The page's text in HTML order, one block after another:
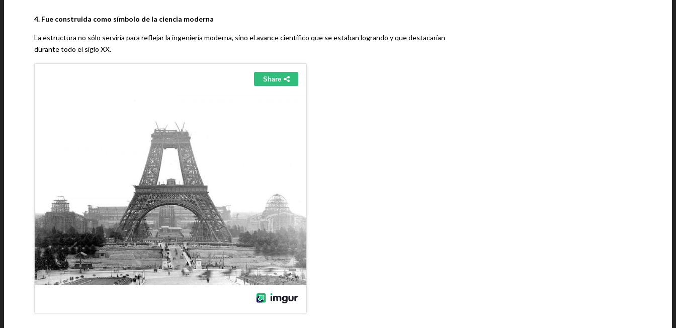
4. Fue construida como símbolo de la ciencia moderna
La estructura no sólo serviría para reflejar la ingeniería moderna, sino el avance científico que se estaban logrando y que destacarían
durante todo el siglo XX.